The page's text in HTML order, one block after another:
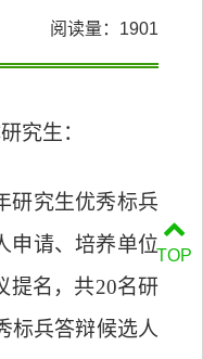
阅读量： 1901
究生：
研究生优秀标兵
申请、培养单位
提名，共20名研
标兵答辩候选人
TOP